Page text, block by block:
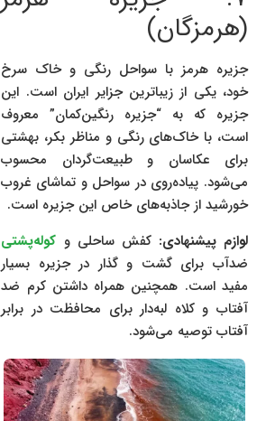
(هرمزگان)
جزیره هرمز با سواحل رنگی و خاک سرخ
خود، یکی از زیباترین جزایر ایران است. این
جزیره که به “جزیره رنگین‌کمان” معروف
است، با خاک‌های رنگی و مناظر بکر، بهشتی
برای عکاسان و طبیعت‌گردان محسوب
می‌شود. پیاده‌روی در سواحل و تماشای غروب
خورشید از جاذبه‌های خاص این جزیره است.
لوازم پیشنهادی: کفش ساحلی و کوله‌پشتی
ضدآب برای گشت و گذار در جزیره بسیار
مفید است. همچنین همراه داشتن کرم ضد
آفتاب و کلاه لبه‌دار برای محافظت در برابر
آفتاب توصیه می‌شود.